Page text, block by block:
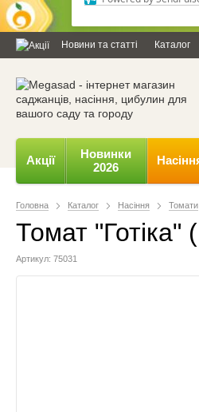
робочий
Powered by SendPulse
Новини та статті Каталог
Акції
Новинки
2026
Головна Каталог Насіння Томати
Томат "Готіка"
Артикул: 75031